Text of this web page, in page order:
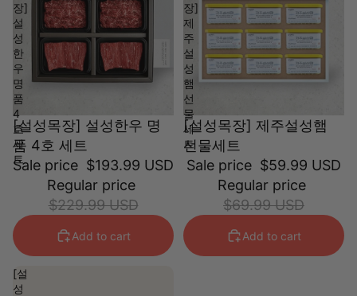
장]
설
성
한
우
명
품
4
호
세
트
[설성목장] 설성한우 명
품 4호 세트
Sale price $193.99 USD
Regular price
$229.99 USD
Add to cart
장]
제
주
설
성
햄
선
물
세
트
[설성목장] 제주설성햄
선물세트
Sale price $59.99 USD
Regular price
$69.99 USD
Add to cart
[설
성